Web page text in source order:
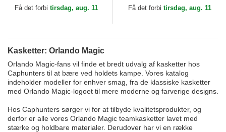
EraFå det forbi tirsdag, aug. 11
af New Era
Få det forbi tirsdag, aug. 11
Kasketter: Orlando Magic
Orlando Magic-fans vil finde et bredt udvalg af kasketter hos
Caphunters til at bære ved holdets kampe. Vores katalog
indeholder modeller for enhver smag, fra de klassiske kasketter
med Orlando Magic-logoet til mere moderne og farverige designs.
Hos Caphunters sørger vi for at tilbyde kvalitetsprodukter, og
derfor er alle vores Orlando Magic teamkasketter lavet med
stærke og holdbare materialer. Derudover har vi en række